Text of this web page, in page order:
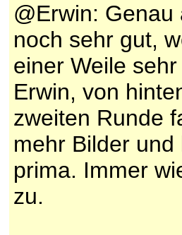
@Erwin:
noch sehr gut,
einer Weile
Erwin, von
zweiten Runde
mehr Bilder
prima. Immer
zu.